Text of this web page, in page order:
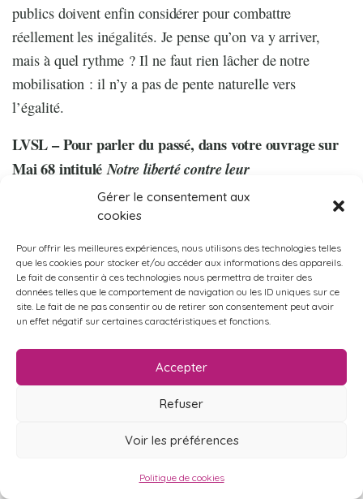
Gérer le consentement aux
cookies
Pour offrir les meilleures expériences, nous utilisons des technologies telles
que les cookies pour stocker et/ou accéder aux informations des appareils.
Le fait de consentir à ces technologies nous permettra de traiter des
données telles que le comportement de navigation ou les ID uniques sur ce
site. Le fait de ne pas consentir ou de retirer son consentement peut avoir
un effet négatif sur certaines caractéristiques et fonctions.
Accepter
Refuser
Voir les préférences
Politique de cookies
publics doivent enfin considérer pour combattre
réellement les inégalités. Je pense qu’on va y arriver,
mais à quel rythme ? Il ne faut rien lâcher de notre
mobilisation : il n’y a pas de pente naturelle vers
l’égalité.
LVSL – Pour parler du passé, dans votre ouvrage sur
Mai 68 intituléNotre liberté contre leur
vous revendiquez une filiation historique
dans le mouvement 68 et critiquez les récupérations
officielles du mouvement auxquelles on assiste en ce
moment. Vous expliquez notamment que Macron
serait de droite, et vous associez libéralisme
économique et contrôle social. Cependant, une part
électorat du Parti Socialiste, qu’on peut qualifier de
plutôt progressiste. Certains observateurs considèrent
d’ailleurs que le macronisme est une combinaison
entre un progressisme modernisateur et néolibéral et
de « populisme néolibéral ». Que pensez-vous de cette